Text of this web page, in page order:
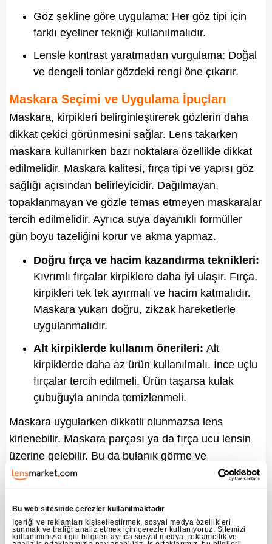
Bu web sitesinde çerezler kullanılmaktadır
İçeriği ve reklamları kişiselleştirmek, sosyal medya özellikleri
sunmak ve trafiği analiz etmek için çerezler kullanıyoruz. Sitemizi
kullanımınızla ilgili bilgileri ayrıca sosyal medya, reklamcılık ve
Göz şekline göre uygulama: Her göz tipi için
farklı eyeliner tekniği kullanılmalıdır.
Lensle kontrast yaratmadan vurgulama: Doğal
ve dengeli tonlar gözdeki rengi öne çıkarır.
Maskara Seçimi ve Uygulama İpuçları
Maskara, kirpikleri belirginleştirerek gözlerin daha
dikkat çekici görünmesini sağlar. Lens takarken
maskara kullanırken bazı noktalara özellikle dikkat
edilmelidir. Maskara kalitesi, fırça tipi ve yapısı göz
sağlığı açısından belirleyicidir. Dağılmayan,
topaklanmayan ve gözle temas etmeyen maskaralar
tercih edilmelidir. Ayrıca suya dayanıklı formüller
gün boyu tazeliğini korur ve akma yapmaz.
Doğru fırça ve hacim kazandırma teknikleri:
Kıvrımlı fırçalar kirpiklere daha iyi ulaşır. Fırça,
kirpikleri tek tek ayırmalı ve hacim katmalıdır.
Maskara yukarı doğru, zikzak hareketlerle
uygulanmalıdır.
Alt kirpiklerde kullanım önerileri: Alt
kirpiklerde daha az ürün kullanılmalı. İnce uçlu
fırçalar tercih edilmeli. Ürün taşarsa kulak
çubuğuyla anında temizlenmeli.
Maskara uygularken dikkatli olunmazsa lens
kirlenebilir. Maskara parçası ya da fırça ucu lensin
üzerine gelebilir. Bu da bulanık görme ve
rahatsızlığa neden olur. Bu nedenle uygulama
doğrudan göz içine gelmeyecek şekilde dikkatlice
sürülmelidir. Maskaranın gün sonunda tamamen
temizlenmesi de göz sağlığı açısından kritik önem